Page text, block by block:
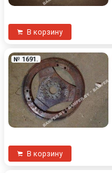
В корзину
№ 1691.
В корзину